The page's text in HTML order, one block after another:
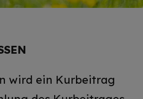
wird ein Kurbeitrag